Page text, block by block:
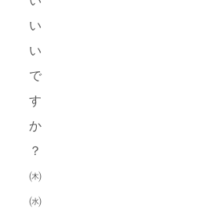
い
い
で
す
か
？
㈭
㈬